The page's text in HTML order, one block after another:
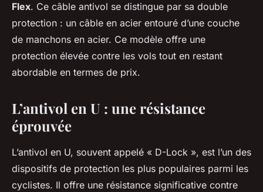
Flex. Ce câble antivol se distingue par sa double
protection : un câble en acier entouré d’une couche
de manchons en acier. Ce modèle offre une
protection élevée contre les vols tout en restant
abordable en termes de prix.
L’antivol en U : une résistance
éprouvée
L’antivol en U, souvent appelé « D-Lock », est l’un des
dispositifs de protection les plus populaires parmi les
cyclistes. Il offre une résistance significative contre